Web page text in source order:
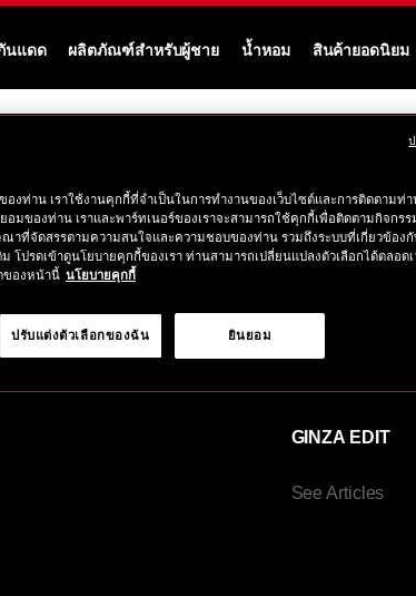
นแดด ผลิตภัณฑ์สำหรับผู้ชาย น้ำหอม สินค้ายอดนิยม
to show for your chosen filters within “ผลิตภั
ACTIONS
GINZA EDIT
See Articles
องท่าน เราใช้งานคุกกี้ที่จำเป็นในการทำงานของเว็บไซต์และการติดตามท่
อมของท่าน เราและพาร์ทเนอร์ของเราจะสามารถใช้คุกกี้เพื่อติดตามกิจกร
าที่จัดสรรตามความสนใจและความชอบของท่าน รวมถึงระบบที่เกี่ยวข้องกั
โปรดเข้าดูนโยบายคุกกี้ของเรา ท่านสามารถเปลี่ยนแปลงตัวเลือกได้ตลอด
ของหน้านี้ นโยบายคุกกี้
ยินยอม
ปรับแต่งตัวเลือกของฉัน